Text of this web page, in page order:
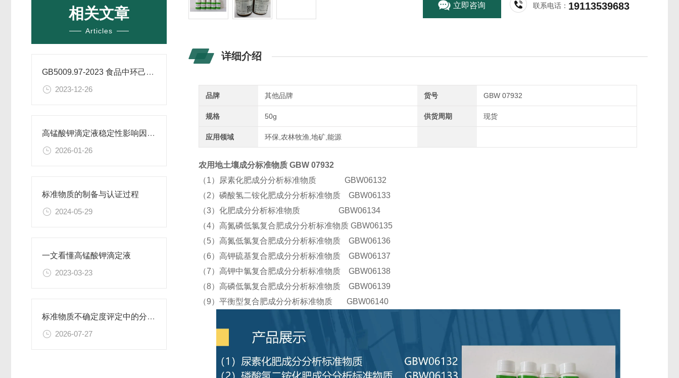
相关文章
Articles
GB5009.97-2023 食品中环己基氨基磺酸盐的测定标准
2023-12-26
高锰酸钾滴定液稳定性影响因素及保存期限研究
2026-01-26
标准物质的制备与认证过程
2024-05-29
一文看懂高锰酸钾滴定液
2023-03-23
标准物质不确定度评定中的分量识别与量化计算方法
2026-07-27
立即咨询 联系电话： 19113539683
详细介绍
品牌 其他品牌 货号 GBW 07932
规格 50g 供货周期 现货
应用领域 环保,农林牧渔,地矿,能源
农用地土壤成分标准物质 GBW 07932
（1）尿素化肥成分分析标准物质 GBW06132
（2）磷酸氢二铵化肥成分分析标准物质 GBW06133
（3）化肥成分分析标准物质 GBW06134
（4）高氮磷低氯复合肥成分分析标准物质 GBW06135
（5）高氮低氯复合肥成分分析标准物质 GBW06136
（6）高钾硫基复合肥成分分析标准物质 GBW06137
（7）高钾中氯复合肥成分分析标准物质 GBW06138
（8）高磷低氯复合肥成分分析标准物质 GBW06139
（9）平衡型复合肥成分分析标准物质 GBW06140